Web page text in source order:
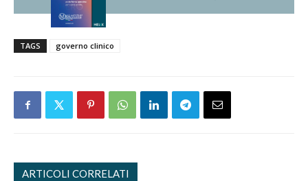
TAGS governo clinico
ARTICOLI CORRELATI